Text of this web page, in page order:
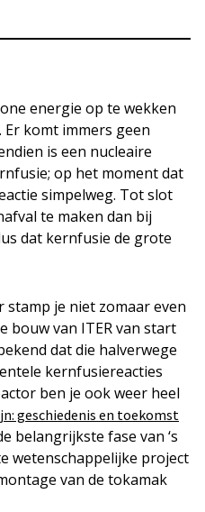
energie op te wekken
komt immers geen
is een nucleaire
op het moment dat
simpelweg. Tot slot
te maken dan bij
dat kernfusie de grote
je niet zomaar even
bouw van ITER van start
dat die halverwege
kernfusiereacties
ben je ook weer heel
geschiedenis en toekomst
belangrijkste fase van ‘s
wetenschappelijke project
van de tokamak